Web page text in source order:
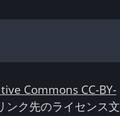
Commons CC-BY-
ンク先のライセンス文